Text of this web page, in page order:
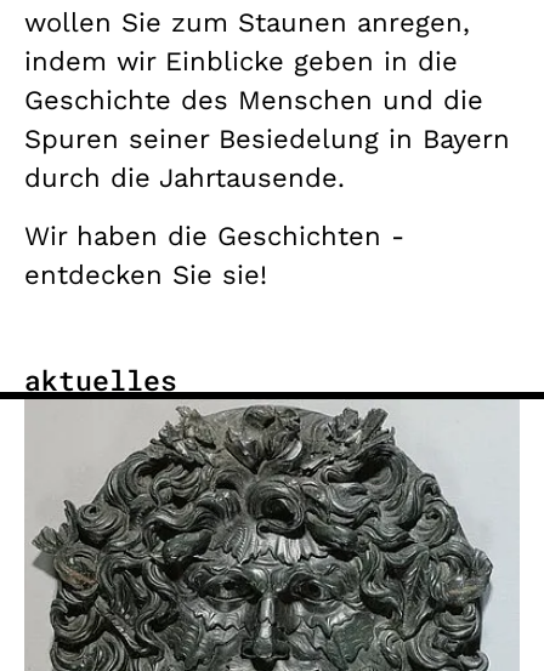
wollen Sie zum Staunen anregen,
indem wir Einblicke geben in die
Geschichte des Menschen und die
Spuren seiner Besiedelung in Bayern
durch die Jahrtausende.
Wir haben die Geschichten -
entdecken Sie sie!
aktuelles